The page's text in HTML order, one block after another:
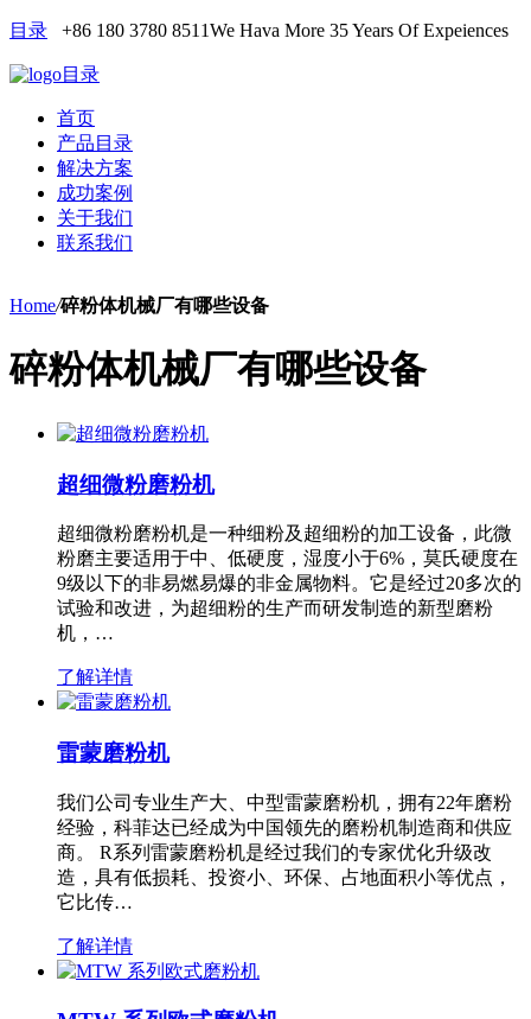
目录 +86 180 3780 8511We Hava More 35 Years Of Expeiences
目录
首页
产品目录
解决方案
成功案例
关于我们
联系我们
Home/碎粉体机械厂有哪些设备
碎粉体机械厂有哪些设备
超细微粉磨粉机
超细微粉磨粉机是一种细粉及超细粉的加工设备，此微
粉磨主要适用于中、低硬度，湿度小于6%，莫氏硬度在
9级以下的非易燃易爆的非金属物料。它是经过20多次的
试验和改进，为超细粉的生产而研发制造的新型磨粉
机，…
了解详情
雷蒙磨粉机
我们公司专业生产大、中型雷蒙磨粉机，拥有22年磨粉
经验，科菲达已经成为中国领先的磨粉机制造商和供应
商。 R系列雷蒙磨粉机是经过我们的专家优化升级改
造，具有低损耗、投资小、环保、占地面积小等优点，
它比传…
了解详情